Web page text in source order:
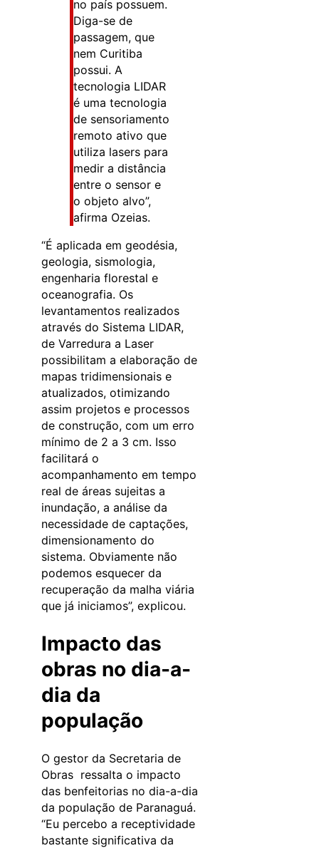
no país possuem.
Diga-se de
passagem, que
nem Curitiba
possui. A
tecnologia LIDAR
é uma tecnologia
de sensoriamento
remoto ativo que
utiliza lasers para
medir a distância
entre o sensor e
o objeto alvo”,
afirma Ozeias.
“É aplicada em geodésia,
geologia, sismologia,
engenharia florestal e
oceanografia. Os
levantamentos realizados
através do Sistema LIDAR,
de Varredura a Laser
possibilitam a elaboração de
mapas tridimensionais e
atualizados, otimizando
assim projetos e processos
de construção, com um erro
mínimo de 2 a 3 cm. Isso
facilitará o
acompanhamento em tempo
real de áreas sujeitas a
inundação, a análise da
necessidade de captações,
dimensionamento do
sistema. Obviamente não
podemos esquecer da
recuperação da malha viária
que já iniciamos”, explicou.
Impacto das
obras no dia-a-
dia da
população
O gestor da Secretaria de
Obras ressalta o impacto
das benfeitorias no dia-a-dia
da população de Paranaguá.
“Eu percebo a receptividade
bastante significativa da